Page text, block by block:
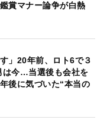
賞マナー論争が白熱
」20年前、ロト6で３
は今…当選後も会社を
後に気づいた“本当の